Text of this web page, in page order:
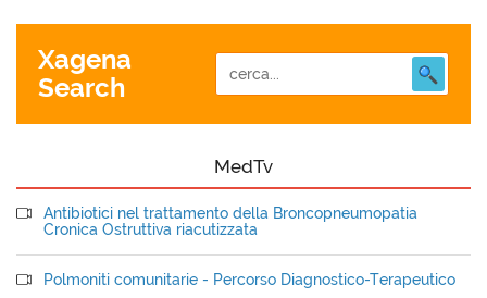
Xagena
Search
MedTv
Antibiotici nel trattamento della Broncopneumopatia
Cronica Ostruttiva riacutizzata
Polmoniti comunitarie - Percorso Diagnostico-Terapeutico